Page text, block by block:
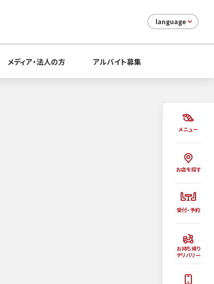
メニュー
お店を探す
受付・予約
お持ち帰り
デリバリー
language
メディア・法人の方 アルバイト募集